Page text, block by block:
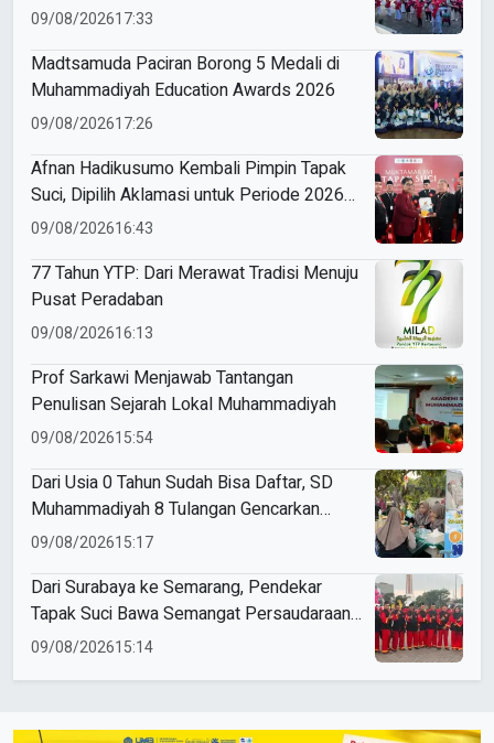
Pemeriksaan Kesehatan, hingga
09/08/202617:33
Madtsamuda Paciran Borong 5 Medali di
Muhammadiyah Education Awards 2026
09/08/202617:26
Afnan Hadikusumo Kembali Pimpin Tapak
Suci, Dipilih Aklamasi untuk Periode 2026–
2031
09/08/202616:43
77 Tahun YTP: Dari Merawat Tradisi Menuju
Pusat Peradaban
09/08/202616:13
Prof Sarkawi Menjawab Tantangan
Penulisan Sejarah Lokal Muhammadiyah
09/08/202615:54
Dari Usia 0 Tahun Sudah Bisa Daftar, SD
Muhammadiyah 8 Tulangan Gencarkan
SPMB
09/08/202615:17
Dari Surabaya ke Semarang, Pendekar
Tapak Suci Bawa Semangat Persaudaraan
di Muktamar XVI
09/08/202615:14